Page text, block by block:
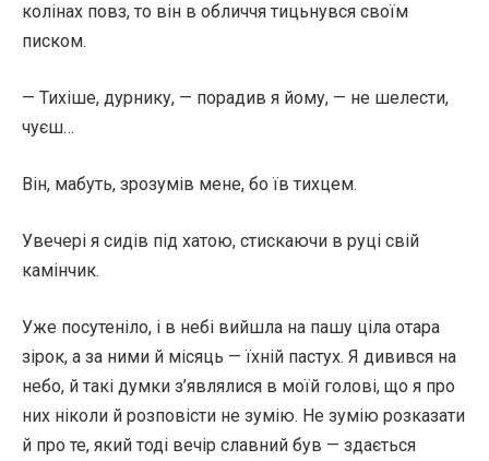
колінах повз, то він в обличчя тицьнувся своїм
писком.
— Тихіше, дурнику, — порадив я йому, — не шелести,
чуєш…
Він, мабуть, зрозумів мене, бо їв тихцем.
Увечері я сидів під хатою, стискаючи в руці свій
камінчик.
Уже посутеніло, і в небі вийшла на пашу ціла отара
зірок, а за ними й місяць — їхній пастух. Я дивився на
небо, й такі думки з’являлися в моїй голові, що я про
них ніколи й розповісти не зумію. Не зумію розказати
й про те, який тоді вечір славний був — здається